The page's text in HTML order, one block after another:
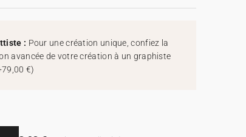
: Pour une création unique, confiez la
avancée de votre création à un graphiste
€)